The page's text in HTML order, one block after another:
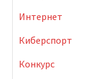
Интернет
Киберспорт
Конкурс